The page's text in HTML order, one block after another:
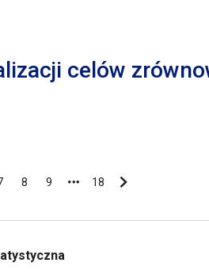
celów
Strona
8
Strona
9
Ostatnia strona
18
Następna strona